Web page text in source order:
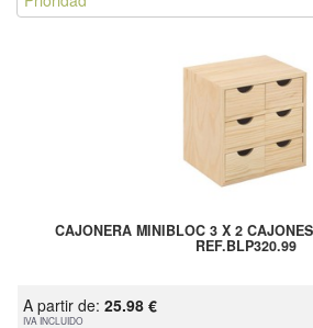
CAJONERA MINIBLOC 3 X 2
REF.BLP320.99
A partir de: 25.98 €
IVA INCLUIDO